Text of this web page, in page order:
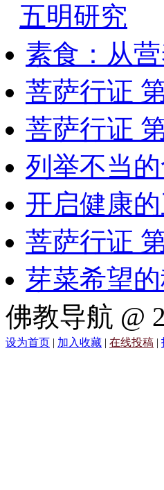
五明研究
素食：从
菩萨行证
菩萨行证
列举不当
开启健康
菩萨行证
芽菜希望
佛教导航 @
设为首页 | 加入收藏 | 在线投稿 |